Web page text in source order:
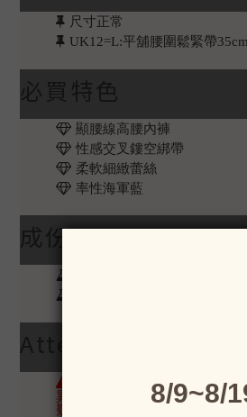
尺寸正常
UK12=L:平舖腰圍鬆緊帶
必買特色
顯腰線高腰內褲
性感交叉鏤空綁帶
柔軟細緻蕾絲
率性海軍藍
成份:
Attention
每款商品因版型或材質特性
異，請確認商品詳情的「平舖
疑問歡迎洽詢客服協助。